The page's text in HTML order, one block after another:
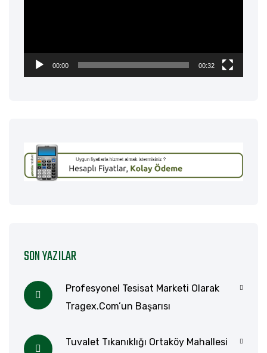
00:00 00:32
SON YAZILAR
Profesyonel Tesisat Marketi Olarak
Tragex.com’un Başarısı
Tuvalet Tıkanıklığı Ortaköy Mahallesi